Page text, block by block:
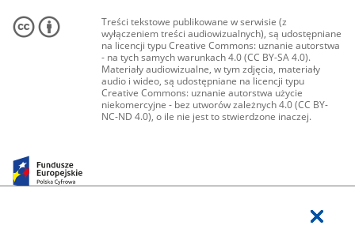
Treści tekstowe publikowane w serwisie (z
wyłączeniem treści audiowizualnych), są udostępniane
na licencji typu Creative Commons: uznanie autorstwa
- na tych samych warunkach 4.0 (CC BY-SA 4.0).
Materiały audiowizualne, w tym zdjęcia, materiały
audio i wideo, są udostępniane na licencji typu
Creative Commons: uznanie autorstwa użycie
niekomercyjne - bez utworów zależnych 4.0 (CC BY-
NC-ND 4.0), o ile nie jest to stwierdzone inaczej.